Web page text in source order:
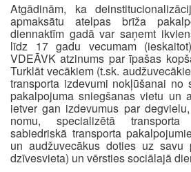
Atgādinām, ka
apmaksātu atelpas brīža
diennaktīm gadā var saņemt
līdz 17 gadu vecumam
VDEĀVK atzinums par īpašas
Turklāt vecākiem (t.sk.
transporta izdevumi nokļūšanai no
pakalpojuma sniegšanas vietu un
ietver gan izdevumus par
nomu, specializētā transporta
sabiedriskā transporta
un audžuvecākus doties uz savu
dzīvesvieta) un vērsties sociālajā